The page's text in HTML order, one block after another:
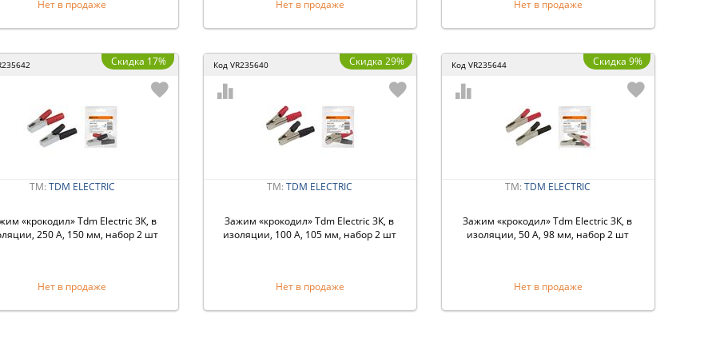
Нет в продаже Нет в продаже Нет в продаже
Скидка 17%
ТМ: TDM ЕLECTRIC
«крокодил» Tdm Electric ЗК, в
250 А, 150 мм, набор 2 шт
Нет в продаже
Код VR235640 Скидка 29%
ТМ:TDM ЕLECTRIC
Зажим «крокодил» Tdm Electric ЗК, в
изоляции, 100 А, 105 мм, набор 2 шт
Нет в продаже
Код VR235644 Скидка 9%
ТМ:TDM ЕLECTRIC
Зажим «крокодил» Tdm Electric ЗК, в
изоляции, 50 А, 98 мм, набор 2 шт
Нет в продаже